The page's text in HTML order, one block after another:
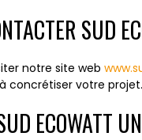
SUD
notre site web
concrétiser votre projet.
ECOWATT